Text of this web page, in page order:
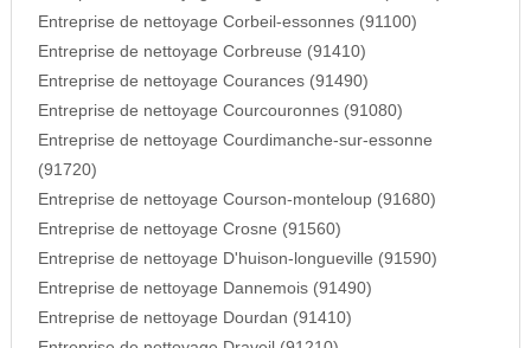
Entreprise de nettoyage Corbeil-essonnes (91100)
Entreprise de nettoyage Corbreuse (91410)
Entreprise de nettoyage Courances (91490)
Entreprise de nettoyage Courcouronnes (91080)
Entreprise de nettoyage Courdimanche-sur-essonne
(91720)
Entreprise de nettoyage Courson-monteloup (91680)
Entreprise de nettoyage Crosne (91560)
Entreprise de nettoyage D'huison-longueville (91590)
Entreprise de nettoyage Dannemois (91490)
Entreprise de nettoyage Dourdan (91410)